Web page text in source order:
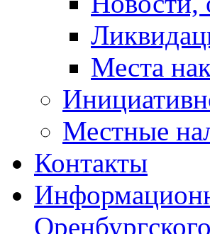
Места
Местные
Контакты